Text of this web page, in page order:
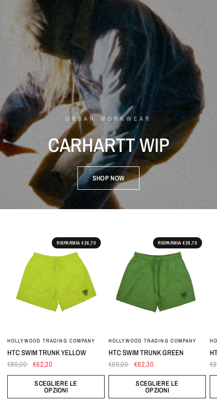
URBAN WORKWEAR
CARHARTTWIP
SHOP NOW
RISPARMIA €26,70
HOLLYWOOD TRADING COMPANY
HTC SWIM TRUNK YELLOW
€89,00 €62,30
SCEGLIERE LE
OPZIONI
RISPARMIA €26,70
HOLLYWOOD TRADING COMPANY
HTC SWIM TRUNK GREEN
€89,00 €62,30
SCEGLIERE LE
OPZIONI